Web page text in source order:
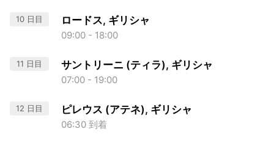
10 日目 ロードス, ギリシャ
09:00 - 18:00
11 日目 サントリーニ (ティラ), ギリシャ
07:00 - 19:00
12 日目 ピレウス (アテネ), ギリシャ
06:30 到着